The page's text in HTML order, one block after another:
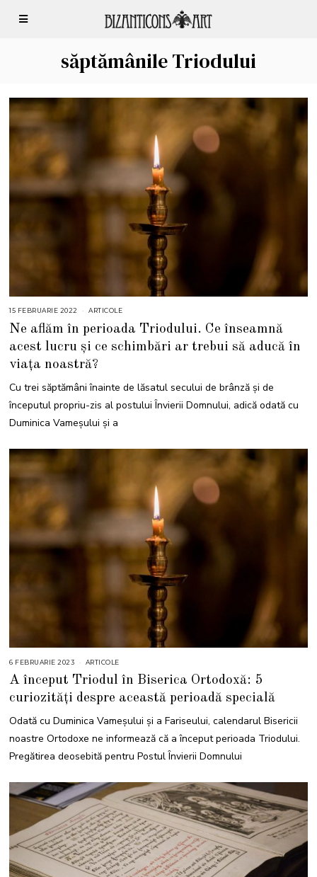
săptămânile Triodului
15 FEBRUARIE 2022
F
B
U
A
I
2
2
2
ARTICOLE
Ne aflăm în perioada Triodului. Ce înseamnă
acest lucru și ce schimbări ar trebui să aducă în
viața noastră?
Cu trei săptămâni înainte de lăsatul secului de brânză și de
începutul propriu-zis al postului Învierii Domnului, adică odată cu
Duminica Vameşului şi a
6 FEBRUARIE 2023
R
R
E
0
ARTICOLE
A început Triodul în Biserica Ortodoxă: 5
curiozități despre această perioadă specială
Odată cu Duminica Vameșului și a Fariseului, calendarul Bisericii
noastre Ortodoxe ne informează că a început perioada Triodului.
Pregătirea deosebită pentru Postul Învierii Domnului